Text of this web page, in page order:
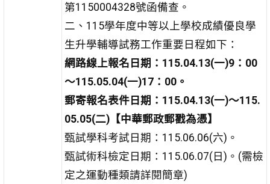
第1150004328號函備查。
二、115學年度中等以上學校成績優良學
生升學輔導試務工作重要日程如下：
網路線上報名日期：115.04.13(一)9：00
～115.05.04(一)17：00。
郵寄報名表件日期：115.04.13(一)～115.
05.05(二)【中華郵政郵戳為憑】
甄試學科考試日期：115.06.06(六)。
甄試術科檢定日期：115.06.07(日)。(需檢
定之運動種類請詳閱簡章)